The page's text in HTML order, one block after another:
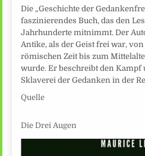
Die „Geschichte der
faszinierendes Buch, das den
Jahrhunderte mitnimmt. Der
Antike, als der Geist frei war,
römischen Zeit bis zum
wurde. Er beschreibt den Kampf
Sklaverei der Gedanken in der
Quelle
Die Drei Augen